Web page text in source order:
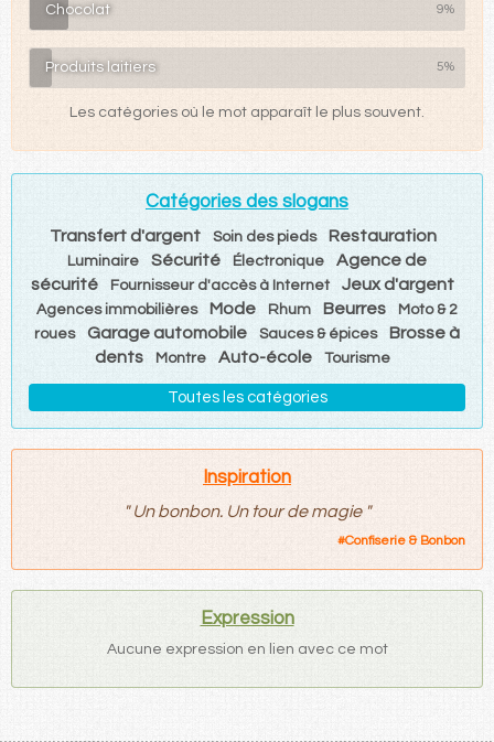
Chocolat 9%
Produits laitiers 5%
Les catégories où le mot apparaît le plus souvent.
Catégories des slogans
Transfert d'argent Soin des pieds Restauration
Luminaire Sécurité Électronique
Agence de
sécurité
Fournisseur d'accès à Internet Jeux d'argent
Agences immobilières Mode Rhum Beurres
Moto & 2
roues
Garage automobile Sauces & épices
Brosse à
dents
Montre Auto-école Tourisme
Toutes les catégories
Inspiration
" Un bonbon. Un tour de magie "
#Confiserie & Bonbon
Expression
Aucune expression en lien avec ce mot